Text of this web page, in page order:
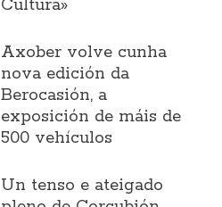
Cultura»
Axober volve cunha
nova edición da
Berocasión, a
exposición de máis de
500 vehículos
Un tenso e ateigado